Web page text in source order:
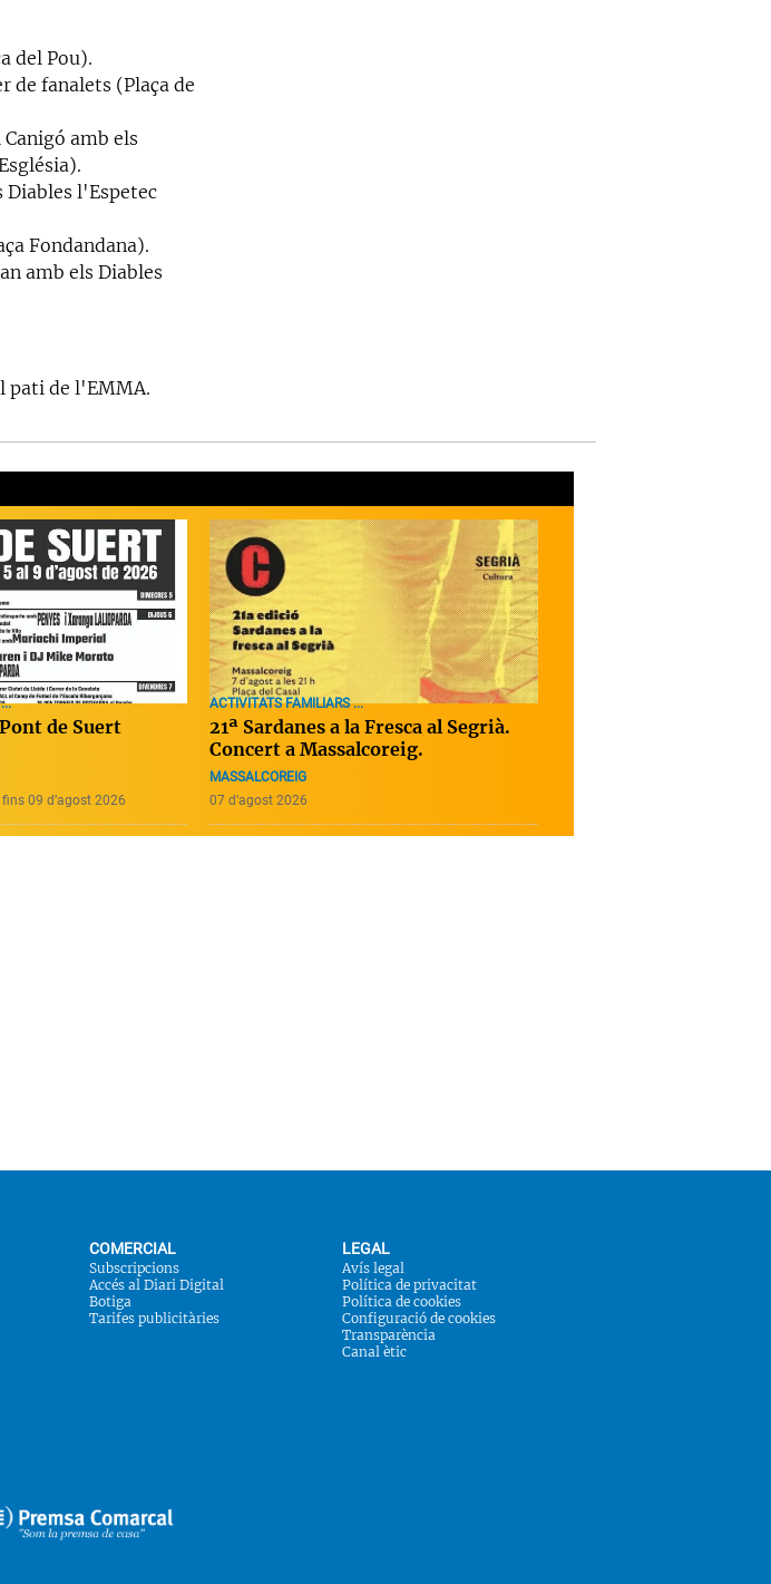
del Pou).
de fanalets (Plaça de
amb els
Diables l'Espetec
Fondandana).
amb els Diables
pati de l'EMMA.
de Suert
09 d’agost 2026
ACTIVITATS FAMILIARS ...
21ª Sardanes a la Fresca al Segrià.
Concert a Massalcoreig.
MASSALCOREIG
07 d’agost 2026
COMERCIAL
Subscripcions
Accés al Diari Digital
Botiga
Tarifes publicitàries
LEGAL
Avís legal
Política de privacitat
Política de cookies
Configuració de cookies
Transparència
Canal ètic